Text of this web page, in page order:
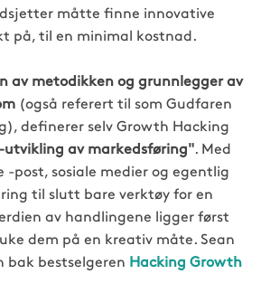
måtte finne innovative
på, til en minimal kostnad.
av metodikken og grunnlegger av
(også referert til som Gudfaren
definerer selv Growth Hacking
utvikling av markedsføring". Med
-post, sosiale medier og egentlig
til slutt bare verktøy for en
av handlingene ligger først
dem på en kreativ måte. Sean
bak bestselgeren Hacking Growth